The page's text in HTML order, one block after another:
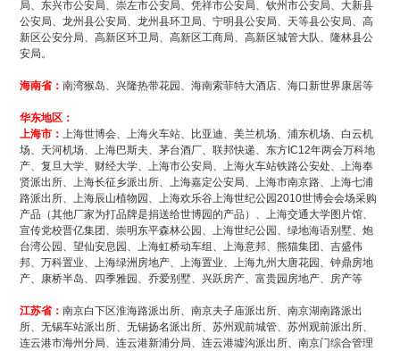
局、东兴市公安局、崇左市公安局、凭祥市公安局、钦州市公安局、大新县
公安局、龙州县公安局、龙州县环卫局、宁明县公安局、天等县公安局、高
新区公安分局、高新区环卫局、高新区工商局、高新区城管大队、隆林县公
安局。
海南省：南湾猴岛、兴隆热带花园、海南索菲特大酒店、海口新世界康居等
华东地区：
上海市：上海世博会、上海火车站、比亚迪、美兰机场、浦东机场、白云机
场、天河机场、上海巴斯夫、茅台酒厂、联邦快递、东方IC12年两会万科地
产、复旦大学、财经大学、上海市公安局、上海火车站铁路公安处、上海奉
贤派出所、上海长征乡派出所、上海嘉定公安局、上海市南京路、上海七浦
路派出所、上海辰山植物园、上海欢乐谷上海世纪公园2010世博会会场采购
产品（其他厂家为打品牌是捐送给世博园的产品）、上海交通大学图片馆、
宣传党校晋亿集团、崇明东平森林公园、上海世纪公园、绿地海语别墅、炮
台湾公园、望仙安息园、上海虹桥动车组、上海意邦、熊猫集团、吉盛伟
邦、万科置业、上海绿洲房地产、上海置业、上海九州大唐花园、钟鼎房地
产、康桥半岛、四季雅园、乔爱别墅、兴跃房产、富贵园房地产、房产等
江苏省：南京白下区淮海路派出所、南京夫子庙派出所、南京湖南路派出
所、无锡车站派出所、无锡扬名派出所、苏州观前城管、苏州观前派出所、
连云港市海州分局、连云港新浦分局、连云港墟沟派出所、南京门综合管理